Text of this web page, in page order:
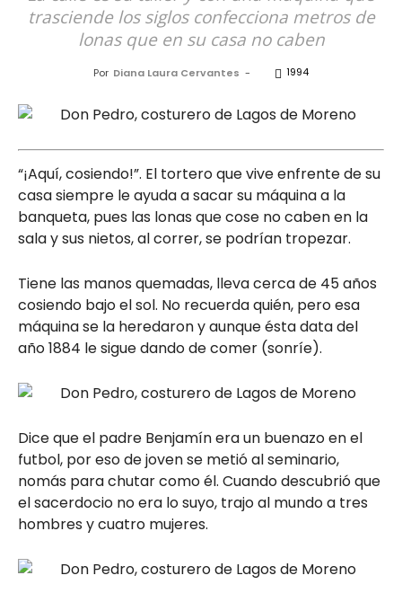
trasciende los siglos confecciona metros de
lonas que en su casa no caben
Por Diana Laura Cervantes - 1994
“¡Aquí, cosiendo!”. El tortero que vive enfrente de su
casa siempre le ayuda a sacar su máquina a la
banqueta, pues las lonas que cose no caben en la
sala y sus nietos, al correr, se podrían tropezar.
Tiene las manos quemadas, lleva cerca de 45 años
cosiendo bajo el sol. No recuerda quién, pero esa
máquina se la heredaron y aunque ésta data del
año 1884 le sigue dando de comer (sonríe).
Dice que el padre Benjamín era un buenazo en el
futbol, por eso de joven se metió al seminario,
nomás para chutar como él. Cuando descubrió que
el sacerdocio no era lo suyo, trajo al mundo a tres
hombres y cuatro mujeres.